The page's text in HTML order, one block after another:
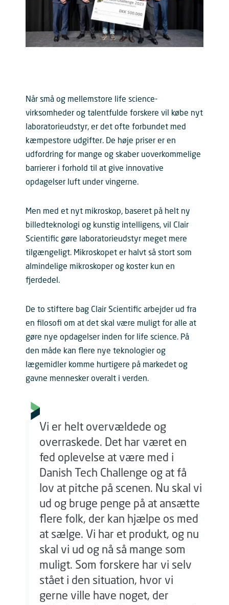
Når små og mellemstore life science-
virksomheder og talentfulde forskere vil købe nyt
laboratorieudstyr, er det ofte forbundet med
kæmpestore udgifter. De høje priser er en
udfordring for mange og skaber uoverkommelige
barrierer i forhold til at give innovative
opdagelser luft under vingerne.
Men med et nyt mikroskop, baseret på helt ny
billedteknologi og kunstig intelligens, vil Clair
Scientific gøre laboratorieudstyr meget mere
tilgængeligt. Mikroskopet er halvt så stort som
almindelige mikroskoper og koster kun en
fjerdedel.
De to stiftere bag Clair Scientific arbejder ud fra
en filosofi om at det skal være muligt for alle at
gøre nye opdagelser inden for life science. På
den måde kan flere nye teknologier og
lægemidler komme hurtigere på markedet og
gavne mennesker overalt i verden.
Vi er helt overvældede og
overraskede. Det har været en
fed oplevelse at være med i
Danish Tech Challenge og at få
lov at pitche på scenen. Nu skal vi
ud og bruge penge på at ansætte
flere folk, der kan hjælpe os med
at sælge. Vi har et produkt, og nu
skal vi ud og nå så mange som
muligt. Som forskere har vi selv
stået i den situation, hvor vi
gerne ville have noget, der